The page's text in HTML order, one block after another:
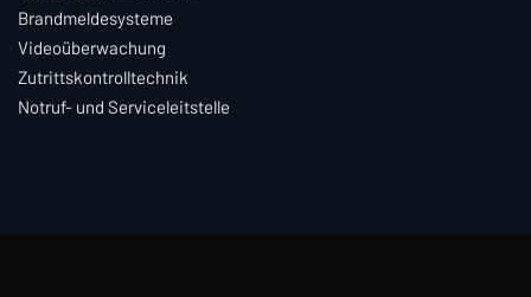
Brandmeldesysteme
Videoüberwachung
Zutrittskontrolltechnik
Notruf- und Serviceleitstelle